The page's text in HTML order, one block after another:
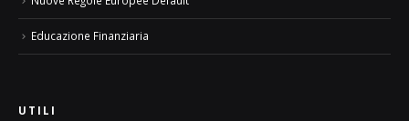
Educazione Finanziaria
UTILI